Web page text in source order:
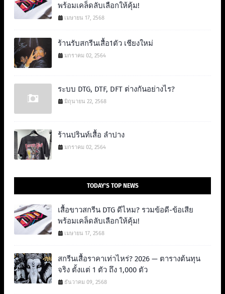
พร้อมเคล็ดลับเลือกให้คุ้ม!
เมษายน 17, 2568
ร้านรับสกรีนเสื้อ1ตัว เชียงใหม่
มกราคม 02, 2564
ระบบ DTG, DTF, DFT ต่างกันอย่างไร?
มิถุนายน 22, 2568
ร้านปรินท์เสื้อ ลำปาง
มกราคม 02, 2564
TODAY'S TOP NEWS
เสื้อขาวสกรีน DTG ดีไหม? รวมข้อดี-ข้อเสีย
พร้อมเคล็ดลับเลือกให้คุ้ม!
เมษายน 17, 2568
สกรีนเสื้อราคาเท่าไหร่? 2026 — ตารางต้นทุน
จริง ตั้งแต่ 1 ตัว ถึง 1,000 ตัว
ธันวาคม 09, 2568